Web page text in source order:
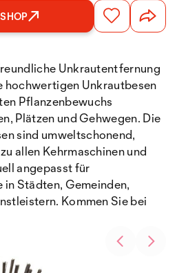
Unkrautentfernung
hochwertigen Unkrautbesen
Pflanzenbewuchs
Plätzen und Gehwegen. Die
sind umweltschonend,
allen Kehrmaschinen und
angepasst für
Städten, Gemeinden,
Kommen Sie bei